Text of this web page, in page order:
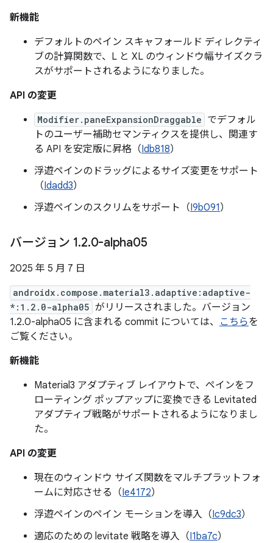
新機能
デフォルトのペイン スキャフォールド ディレクティ
ブの計算関数で、L と XL のウィンドウ幅サイズクラ
スがサポートされるようになりました。
API の変更
Modifier.paneExpansionDraggable でデフォル
トのユーザー補助セマンティクスを提供し、関連す
る API を安定版に昇格（Idb818）
浮遊ペインのドラッグによるサイズ変更をサポート
（Idadd3）
浮遊ペインのスクリムをサポート（I9b091）
バージョン 1.2.0-alpha05
2025 年 5 月 7 日
androidx.compose.material3.adaptive:adaptive-
*:1.2.0-alpha05 がリリースされました。バージョン
1.2.0-alpha05 に含まれる commit については、 こちらを
ご覧ください。
新機能
Material3 アダプティブ レイアウトで、ペインをフ
ローティング ポップアップに変換できる Levitated
アダプティブ戦略がサポートされるようになりまし
た。
API の変更
現在のウィンドウ サイズ関数をマルチプラットフォ
ームに対応させる（Ie4172）
浮遊ペインのペイン モーションを導入（Ic9dc3）
適応のための levitate 戦略を導入（I1ba7c）